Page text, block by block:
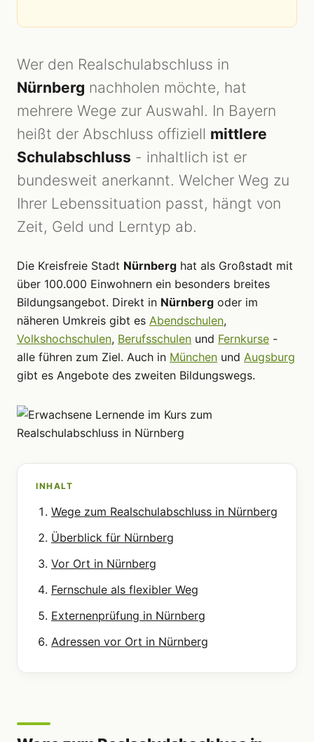
Wer den Realschulabschluss in
Nürnberg nachholen möchte, hat
mehrere Wege zur Auswahl. In Bayern
heißt der Abschluss offiziell mittlere
Schulabschluss - inhaltlich ist er
bundesweit anerkannt. Welcher Weg zu
Ihrer Lebenssituation passt, hängt von
Zeit, Geld und Lerntyp ab.
Die Kreisfreie Stadt Nürnberg hat als Großstadt mit
über 100.000 Einwohnern ein besonders breites
Bildungsangebot. Direkt in Nürnberg oder im
näheren Umkreis gibt es Abendschulen,
Volkshochschulen, Berufsschulen und Fernkurse -
alle führen zum Ziel. Auch in München und Augsburg
gibt es Angebote des zweiten Bildungswegs.
INHALT
Wege zum Realschulabschluss in Nürnberg
Überblick für Nürnberg
Vor Ort in Nürnberg
Fernschule als flexibler Weg
Externenprüfung in Nürnberg
Adressen vor Ort in Nürnberg